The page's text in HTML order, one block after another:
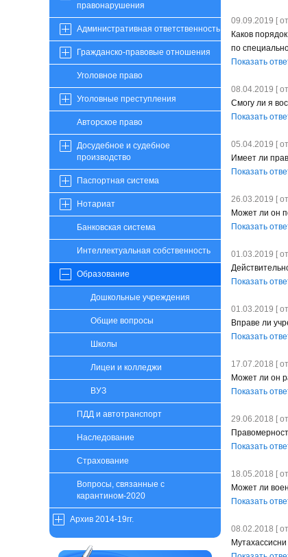
правонарушения
Административная ответственность
Гражданско-правовые отношения
Уголовное право
Уголовные преступления
Авторское право
Досудебное и судебное
производство
Паспортная система
Нотариат
Банковская система
Интеллектуальная собственность
Образование
Дошкольные учреждения
Общие вопросы
Школы
Лицеи и колледжи
ВУЗ
ПДД и автотранспорт
Наследование
Страхование
Вопросы, связанные с
карантином-2020
Архив 2014-19гг.
09.09.2019 [
Каков
по
Показать
08.04.2019 [
Смогу ли я
Показать
05.04.2019 [
Имеет ли
Показать
26.03.2019 [
Может ли он
Показать
01.03.2019 [
Показать
01.03.2019 [
Вправе ли
Показать
17.07.2018 [
Может ли он
Показать
29.06.2018 [
Показать
18.05.2018 [
Может ли
Показать
08.02.2018 [